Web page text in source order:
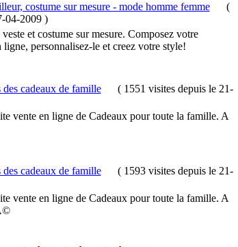
costume sur mesure - mode homme femme(
04-2009)
et costume sur mesure. Composez votre
ligne, personnalisez-le et creez votre style!
cadeaux de famille(1551 visites depuis le 21-
vente en ligne de Cadeaux pour toute la famille. A
cadeaux de famille(1593 visites depuis le 21-
vente en ligne de Cadeaux pour toute la famille. A